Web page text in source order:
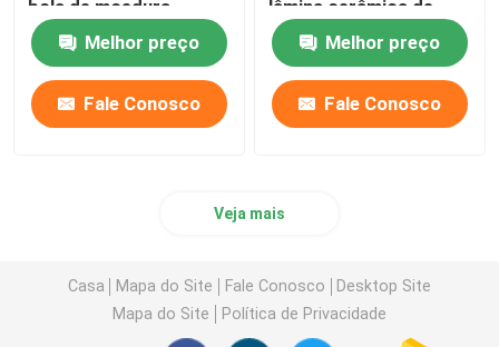
bola de moedura
cerâmica dos grânulos
cerâmicosMelhor preço
Fale Conosco
lâmina cerâmica de
1400 graus
Melhor preço
Fale Conosco
Veja mais
Casa Mapa do Site Fale Conosco
Desktop Site
Mapa do Site
Política de Privacidade